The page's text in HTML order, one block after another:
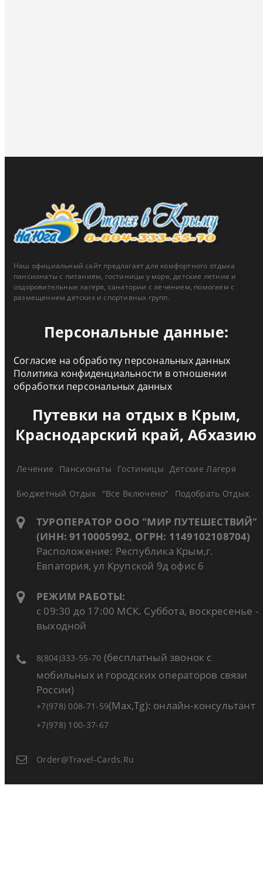
Наш официальный сайт предлагает для комфортного отдыха
пансионаты с питанием, гостиницы у моря, детские летние и
оздоровительные лагеря, санатории с лечением, помогаем с
размещением детских и спортивных групп.
Персональные данные:
Согласие на обработку персональных данных
Политика конфиденциальности в отношении
обработки персональных данных
Путевки на отдых в Крым,
Краснодарский край, Абхазию
Лечение Пансионаты Гостиницы Детские Лагеря
Бюджетный Отдых "Все Включено" Подобрать Отдых
ТУРОПЕРАТОР ООО "МИР ПУТЕШЕСТВИЙ"
(ИНН: 9110005992, ОГРН: 1149102108704)
Расположение: Республика Крым,г.
Евпатория, ул Крупской 9д офис 6
РЕЖИМ РАБОТЫ:
с 09:30 до 17:00 МСК. Суббота, воскресенье -
выходной
8(804)333-55-70 (бесплатный звонок с
мобильных и городских операторов связи
России)
+7(978) 008-71-59(Max,Tg): онлайн-консультант
+7(978) 100-37-67
Order@travel-Cards.ru